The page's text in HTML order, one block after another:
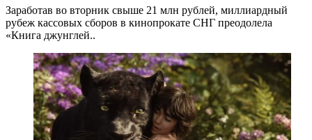
Заработав во вторник свыше 21 млн рублей, миллиардный
рубеж кассовых сборов в кинопрокате СНГ преодолела
«Книга джунглей..